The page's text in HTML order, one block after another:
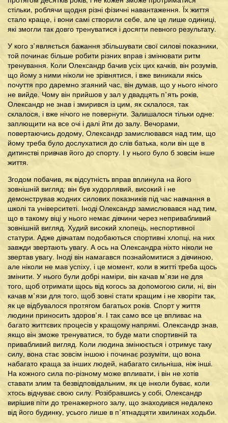
стільки, роблячи щодня різні фізичні навантаження. Їх життя
стало краще, і вони самі створили себе, але це лише одиниці,
які змогли так довго тренуватися і досягти певного результату.
У кого з’являється бажання збільшувати свої силові показники,
той починає більше робити різних вправ і змінювати ритм
тренування. Коли Олександр бачив усіх цих качків, він розумів,
що йому з ними ніколи не зрівнятися, і вже виникали якісь
почуття про даремно згаяний час, він думав, що у нього нічого
не вийде. Чому він прийшов у зал у двадцять п’ять років,
Олександр не знав і змирився із цим, як склалося, так
склалося, і вже нічого не повернути. Залишалося тільки одне:
заплющити на все очі і далі йти до залу. Вечорами,
повертаючись додому, Олександр замислювався над тим, що
йому треба було дослухатися до слів батька, коли він ще в
дитинстві привчав його до спорту. І у нього було б зовсім інше
життя.
Згодом побачив, як відсутність вправ вплинула на його
зовнішній вигляд: він був худорлявий, високий і не
демонстрував жодних силових показників під час навчання в
школі та університеті. Іноді Олександр замислювався над тим,
що в такому віці у нього немає дівчини через непривабливий
зовнішній вигляд. Худий високий хлопець, неспортивної
статури. Адже дівчатам подобаються спортивні хлопці, на них
завжди звертають увагу. А ось на Олександра ніхто ніколи не
звертав увагу. Іноді він намагався познайомитися з дівчиною,
але ніколи не мав успіху, і це момент, коли в житті треба щось
змінити. У нього були добрі наміри, він качав м’язи не для
того, щоб отримати щось від когось за допомогою сили, ні, він
качав м’язи для того, щоб зовні стати кращим і не хворіти так,
як це відбувалося протягом багатьох років. Спорт у життя
людини приносить здоров’я. І так само все це впливає на
багато життєвих процесів у кращому напрямі. Олександр знав,
якщо він зможе тренуватися, то буде мати спортивній та
привабливий вигляд. Коли людина змінюється і отримує таку
силу, вона стає зовсім іншою і починає розуміти, що вона
набагато краща за інших людей, набагато сильніша, ніж інші.
На кожного сила по-різному може впливати, і він не хотів
ставати злим та безвідповідальним, як це інколи буває, коли
хтось відчуває свою силу. Розібравшись у собі, Олександр
вирішив піти до тренажерного залу, що знаходився недалеко
від його будинку, усього лише в п’ятнадцяти хвилинах ходьби.